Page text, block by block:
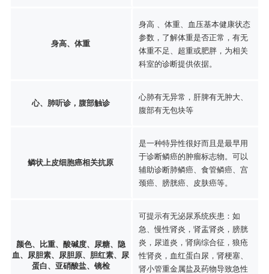
身高、体重
身高 、体重、血压基本健康状态
参数，了解体重是否正常，有无
体重不足、超重或肥胖，为相关
科室的诊断提供依据。
心、肺听诊，腹部触诊
心肺有无异常，肝脾有无肿大、
腹部有无包块等
鳞状上皮细胞癌相关抗原
是一种特异性很好而且是最早用
于诊断鳞癌的肿瘤标志物。可以
辅助诊断肺鳞癌、食管鳞癌、宫
颈癌、膀胱癌、皮肤癌等。
颜色、比重、酸碱度、尿糖、隐
血、尿胆素、尿胆原、胆红素、尿
蛋白、亚硝酸盐、镜检
可提示有无泌尿系统疾患：如
急、慢性肾炎，肾盂肾炎，膀胱
炎，尿道炎，肾病综合征，狼疮
性肾炎，血红蛋白尿，肾梗塞、
肾小管重金属盐及药物导致急性